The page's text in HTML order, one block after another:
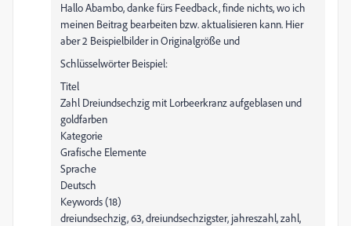
Hallo Abambo, danke fürs Feedback, finde nichts, wo ich
meinen Beitrag bearbeiten bzw. aktualisieren kann. Hier
aber 2 Beispielbilder in Originalgröße und
Schlüsselwörter Beispiel:
Titel
Zahl Dreiundsechzig mit Lorbeerkranz aufgeblasen und
goldfarben
Kategorie
Grafische Elemente
Sprache
Deutsch
Keywords (18)
dreiundsechzig, 63, dreiundsechzigster, jahreszahl, zahl,